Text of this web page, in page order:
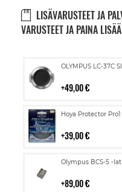
LISÄVARUSTEET JA
VARUSTEET JA PAINA
OLYMPUS LC-37C
49,00 €
Lisää
Hoya Protector
39,00 €
Lisää
Olympus BCS-5 -
89,00 €
Lisää